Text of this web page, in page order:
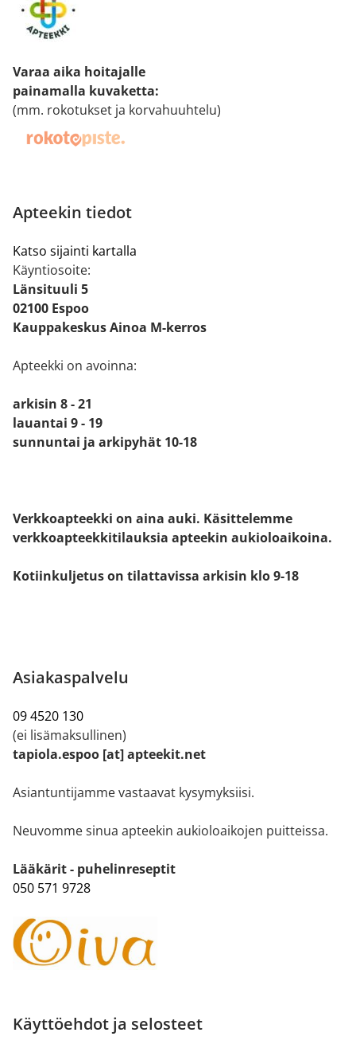
Varaa aika hoitajalle
painamalla kuvaketta:
(mm. rokotukset ja korvahuuhtelu)
Apteekin tiedot
Katso sijainti kartalla
Käyntiosoite:
Länsituuli 5
02100 Espoo
Kauppakeskus Ainoa M-kerros
Apteekki on avoinna:
arkisin 8 - 21
lauantai 9 - 19
sunnuntai ja arkipyhät 10-18
Verkkoapteekki on aina auki. Käsittelemme
verkkoapteekkitilauksia apteekin aukioloaikoina.
Kotiinkuljetus on tilattavissa arkisin klo 9-18
Asiakaspalvelu
09 4520 130
(ei lisämaksullinen)
tapiola.espoo [at] apteekit.net
Asiantuntijamme vastaavat kysymyksiisi.
Neuvomme sinua apteekin aukioloaikojen puitteissa.
Lääkärit - puhelinreseptit
050 571 9728
Käyttöehdot ja selosteet